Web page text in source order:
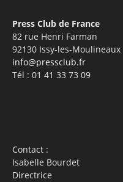
Press Club de France
82 rue Henri Farman
92130 Issy-les-Moulineaux
info@pressclub.fr
Tél : 01 41 33 73 09
Contact :
Isabelle Bourdet
Directrice